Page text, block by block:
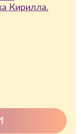
Кирилла.